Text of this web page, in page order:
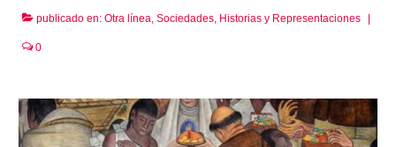
publicado en: Otra línea, Sociedades, Historias y Representaciones
0